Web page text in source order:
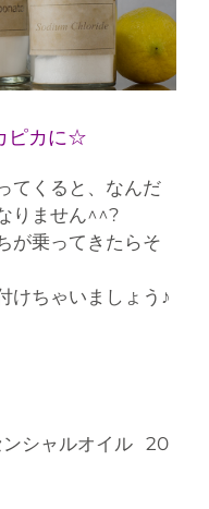
ピカに☆
てくると、なんだ
りません^^?
が乗ってきたらそ
けちゃいましょう♪
ンシャルオイル 20